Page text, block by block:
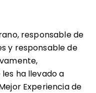
responsable de
y responsable de
ha llevado a
Experiencia de